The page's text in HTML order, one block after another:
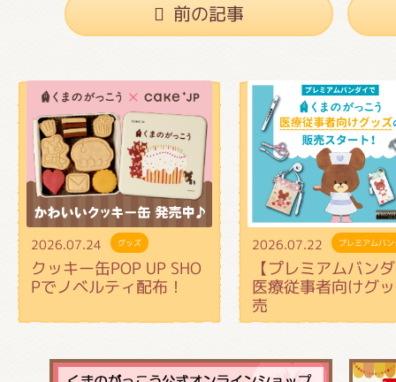
前の記事
2026.07.24 グッズ
クッキー缶POP UP SHO
Pでノベルティ配布！
2026.07.22 プレミアムバ
【プレミアムバン
医療従事者向けグ
売